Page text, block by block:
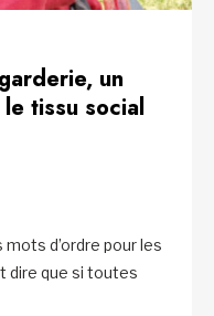
un
tissu social
d’ordre pour les
dire que si toutes